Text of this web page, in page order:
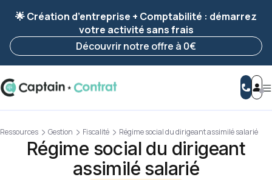
enregistrée 🚀
Reprendre ma démarche
🌟 Création d’entreprise + Comptabilité : démarrez
votre activité sans frais
Découvrir notre offre à 0€
Ressources Gestion Fiscalité Régime social du dirigeant assimilé salarié
Régime social du dirigeant
assimilé salarié